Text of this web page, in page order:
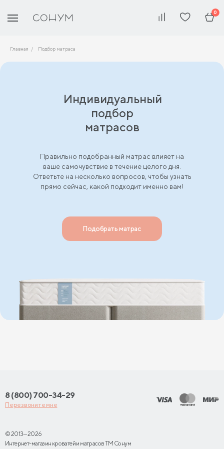
0
Главная Подбор матраса
Индивидуальный
подбор
матрасов
Правильно подобранный матрас влияет на
ваше самочувствие в течение целого дня.
Ответьте на несколько вопросов, чтобы узнать
прямо сейчас, какой подходит именно вам!
Подобрать матрас
© 2013—2026
Интернет-магазин кроватей и матрасов TM Сонум
8 (800) 700-34-29
Перезвоните мне